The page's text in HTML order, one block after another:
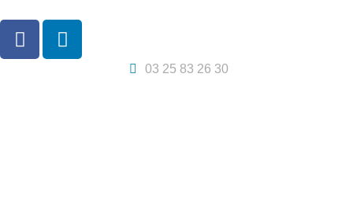
03 25 83 26 30